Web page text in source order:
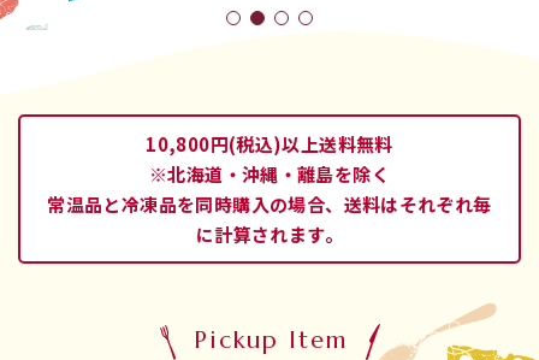
10,800円(税込)以上送料無料
※北海道・沖縄・離島を除く
常温品と冷凍品を同時購入の場合、送料はそれぞれ毎
に計算されます。
Pickup Item